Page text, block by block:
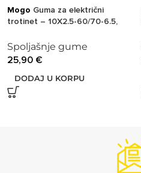
Mogo Guma za električni
trotinet – 10X2.5-60/70-6.5,
Spoljašnje gume
25,90 €
DODAJ U KORPU